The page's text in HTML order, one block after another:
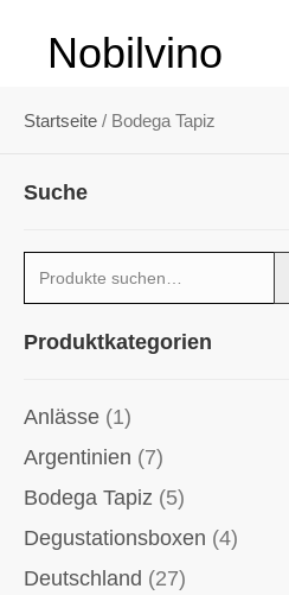
Nobilvino
Startseite / Bodega Tapiz
Suche
Suche
nach:
Produktkategorien
Anlässe (1)
Argentinien (7)
Bodega Tapiz (5)
Degustationsboxen (4)
Deutschland (27)